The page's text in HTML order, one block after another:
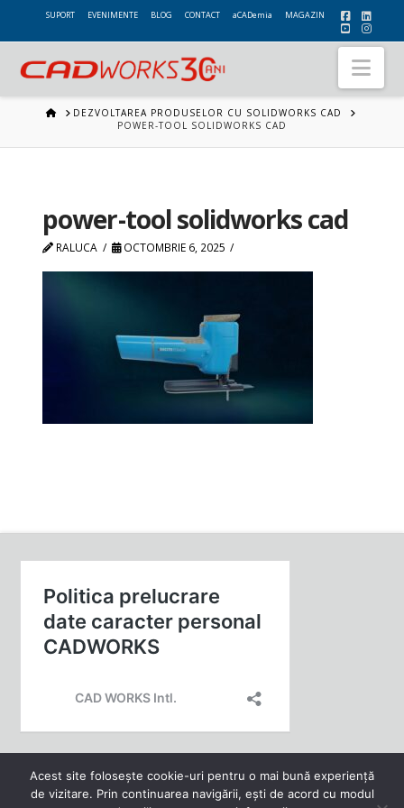
SUPORT EVENIMENTE BLOG CONTACT aCADemia MAGAZIN
HOMEDEZVOLTAREA PRODUSELOR CU SOLIDWORKS CAD
POWER-TOOL SOLIDWORKS CAD
power-tool solidworks cad
RALUCA OCTOMBRIE 6, 2025
Acest site folosește cookie-uri pentru o mai bună experiență
de vizitare. Prin continuarea navigării, ești de acord cu modul